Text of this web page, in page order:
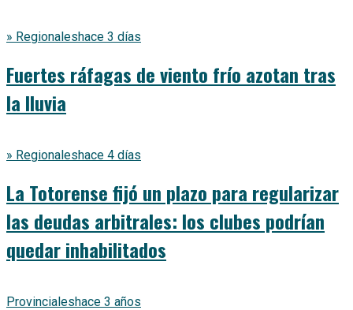
» Regionaleshace 3 días
Fuertes ráfagas de viento frío azotan tras
la lluvia
» Regionaleshace 4 días
La Totorense fijó un plazo para regularizar
las deudas arbitrales: los clubes podrían
quedar inhabilitados
Provincialeshace 3 años